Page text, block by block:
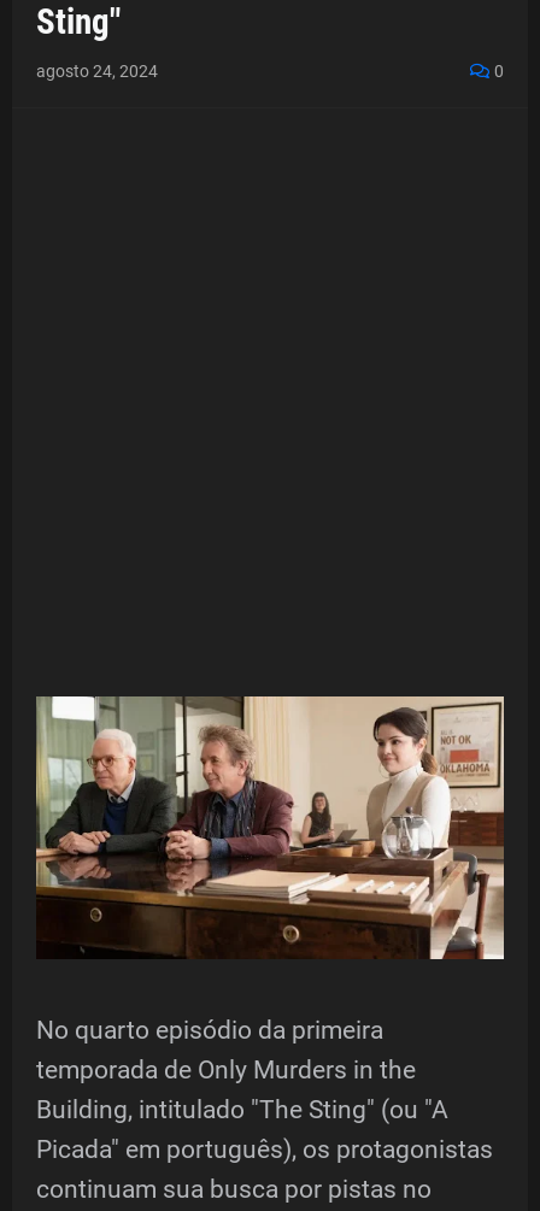
Sting"
agosto 24, 2024 0
No quarto episódio da primeira
temporada de Only Murders in the
Building, intitulado "The Sting" (ou "A
Picada" em português), os protagonistas
continuam sua busca por pistas no